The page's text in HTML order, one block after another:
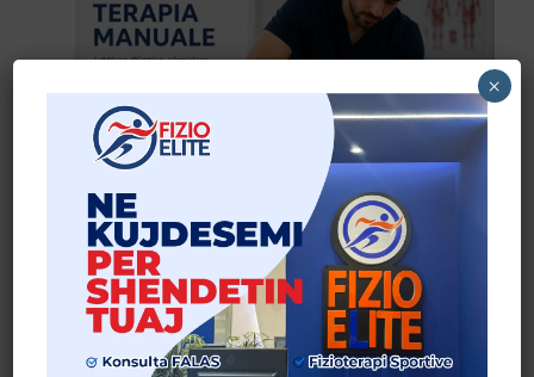
Terapia Manuale: Çfarë është dhe kur rekomandohet?
Lexo më shumë
×